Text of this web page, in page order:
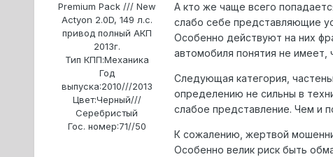
Premium Pack /// New
Actyon 2.0D, 149 л.с.
привод полный АКП
2013г.
Тип КПП:Механика
Год
выпуска:2010///2013
Цвет:Черный///
Серебристый
Гос. номер:71//50
А кто же чаще всего
слабо себе представляющие
Особенно действуют на них
автомобиля понятия не
Следующая категория,
определению не сильны в
слабое представление. Чем и
К сожалению, жертвой
Особенно велик риск быть